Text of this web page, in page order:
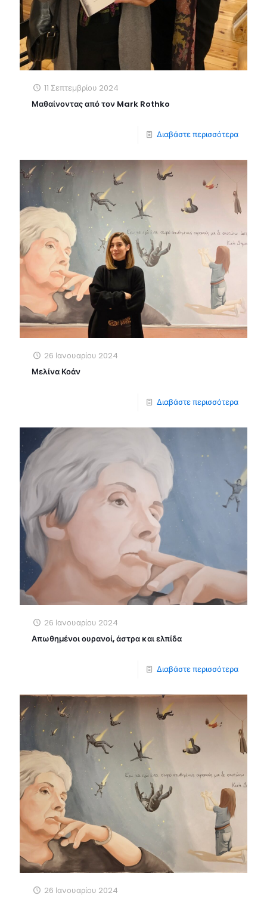
11 Σεπτεμβρίου 2024
Μαθαίνοντας από τον Mark Rothko
Διαβάστε περισσότερα
26 Ιανουαρίου 2024
Μελίνα Κοάν
Διαβάστε περισσότερα
26 Ιανουαρίου 2024
Απωθημένοι ουρανοί, άστρα και ελπίδα
Διαβάστε περισσότερα
26 Ιανουαρίου 2024